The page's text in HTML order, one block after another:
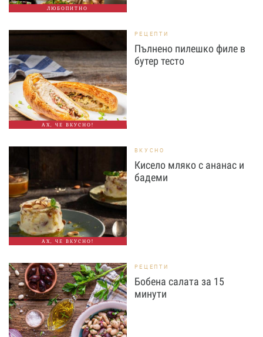
ЛЮБОПИТНО
АХ, ЧЕ ВКУСНО!
РЕЦЕПТИ
Пълнено пилешко филе в
бутер тесто
АХ, ЧЕ ВКУСНО!
ВКУСНО
Кисело мляко с ананас и
бадеми
РЕЦЕПТИ
Бобена салата за 15
минути